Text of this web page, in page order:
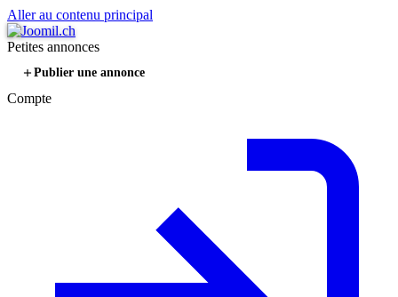
Aller au contenu principal
Petites annonces
Publier une annonce
Compte